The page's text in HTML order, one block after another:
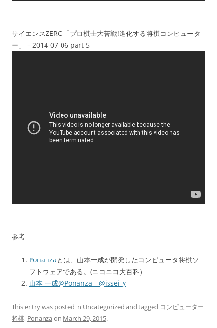
サイエンスZERO「プロ棋士大苦戦!進化する将棋コンピュータ
ー」 – 2014-07-06 part 5
参考
Ponanzaとは、山本一成が開発したコンピュータ将棋ソ
フトウェアである。(ニコニコ大百科）
山本 一成@Ponanza @issei_y
This entry was posted in Uncategorized and tagged コンピューター
将棋, Ponanza on March 29, 2015.